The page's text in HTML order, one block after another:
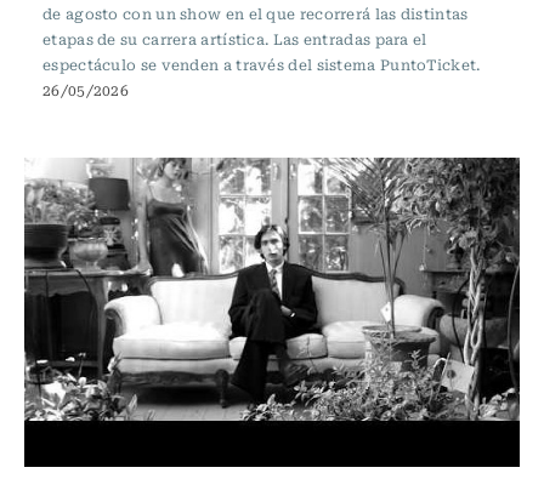
de agosto con un show en el que recorrerá las distintas
etapas de su carrera artística. Las entradas para el
espectáculo se venden a través del sistema PuntoTicket.
26/05/2026